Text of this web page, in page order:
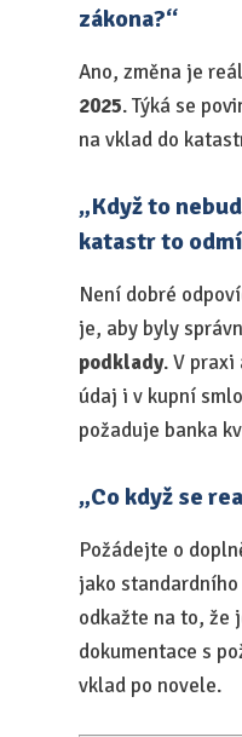
zákona?“
Ano, změna je
2025. Týká se
na vklad do
„Když to
katastr to
Není dobré
je, aby byly
podklady. V praxi
údaj i v kupní
požaduje banka
„Co když se
Požádejte o
jako
odkažte na to, že
dokumentace s
vklad po novele.